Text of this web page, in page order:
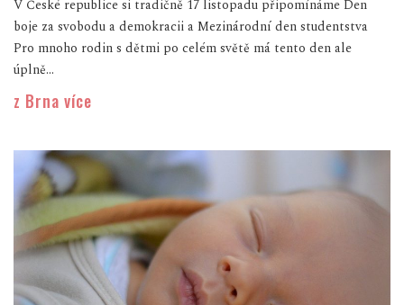
V České republice si tradičně 17 listopadu připomínáme Den
boje za svobodu a demokracii a Mezinárodní den studentstva
Pro mnoho rodin s dětmi po celém světě má tento den ale
úplně...
z Brna více